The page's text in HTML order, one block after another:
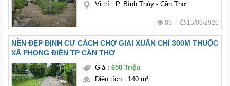
Vị trí: P. Bình Thủy - Cần Thơ
89 - 15/06/2026
NỀN ĐẸP ĐỊNH CƯ CÁCH CHỢ GIAI XUÂN CHỈ 300M THUỘC
XÃ PHONG ĐIỀN TP CẦN THƠ
Giá: 650 Triệu
Diện tích: 140 m²